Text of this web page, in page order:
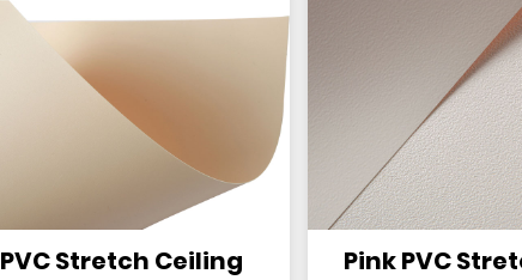
PVC Stretch Ceiling
Pink PVC